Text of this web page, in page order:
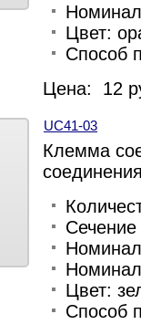
Цвет:
Способ
Цена: 12
UC41-03
Клемма
Цвет:
Способ